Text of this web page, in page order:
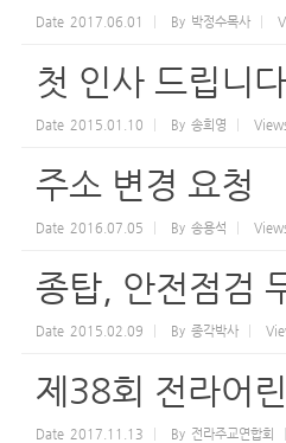
Date 2017.06.01 By 박정수목사
첫 인사 드립니
Date 2015.01.10 By 송희영
주소 변경 요청
Date 2016.07.05 By 송용석
종탑, 안전점검
Date 2015.02.09 By 종각박사
제38회 전라어
Date 2017.11.13 By 전라주교연합회